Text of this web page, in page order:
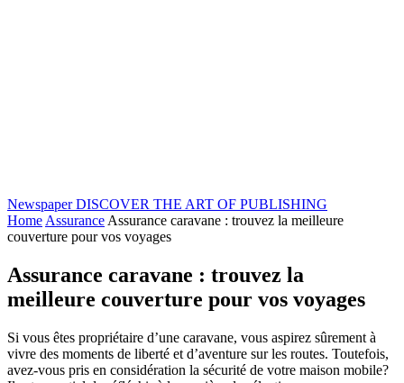
Newspaper DISCOVER THE ART OF PUBLISHING
Home Assurance Assurance caravane : trouvez la meilleure
couverture pour vos voyages
Assurance caravane : trouvez la
meilleure couverture pour vos voyages
Si vous êtes propriétaire d’une caravane, vous aspirez sûrement à
vivre des moments de liberté et d’aventure sur les routes. Toutefois,
avez-vous pris en considération la sécurité de votre maison mobile?